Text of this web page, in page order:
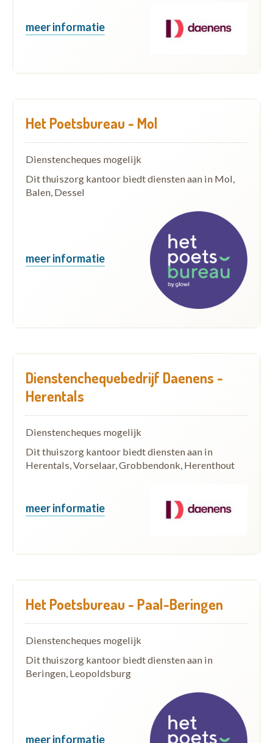
meer informatie
Het Poetsbureau - Mol
Dienstencheques mogelijk
Dit thuiszorg kantoor biedt diensten aan in Mol,
Balen, Dessel
meer informatie
Dienstenchequebedrijf Daenens -
Herentals
Dienstencheques mogelijk
Dit thuiszorg kantoor biedt diensten aan in
Herentals, Vorselaar, Grobbendonk, Herenthout
meer informatie
Het Poetsbureau - Paal-Beringen
Dienstencheques mogelijk
Dit thuiszorg kantoor biedt diensten aan in
Beringen, Leopoldsburg
meer informatie